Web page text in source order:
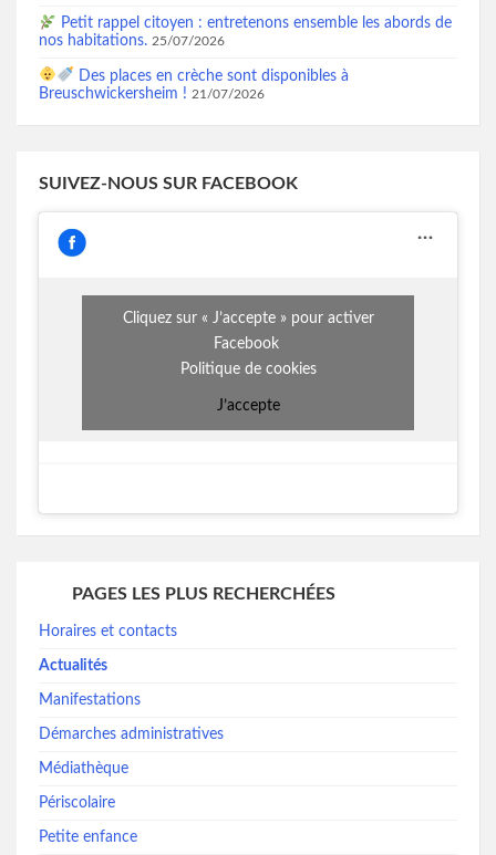
Petit rappel citoyen : entretenons ensemble les abords de
nos habitations. 25/07/2026
Des places en crèche sont disponibles à
Breuschwickersheim ! 21/07/2026
SUIVEZ-NOUS SUR FACEBOOK
Cliquez sur « J’accepte » pour activer
Facebook
Politique de cookies
J’accepte
PAGES LES PLUS RECHERCHÉES
Horaires et contacts
Actualités
Manifestations
Démarches administratives
Médiathèque
Périscolaire
Petite enfance